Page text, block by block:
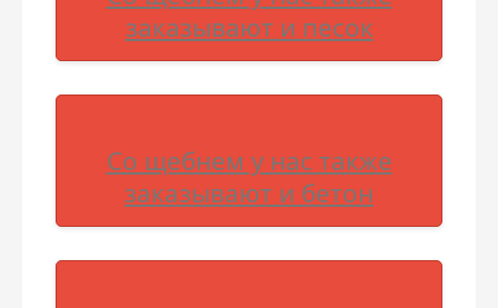
заказывают и песок
Со щебнем у нас также
заказывают и бетон